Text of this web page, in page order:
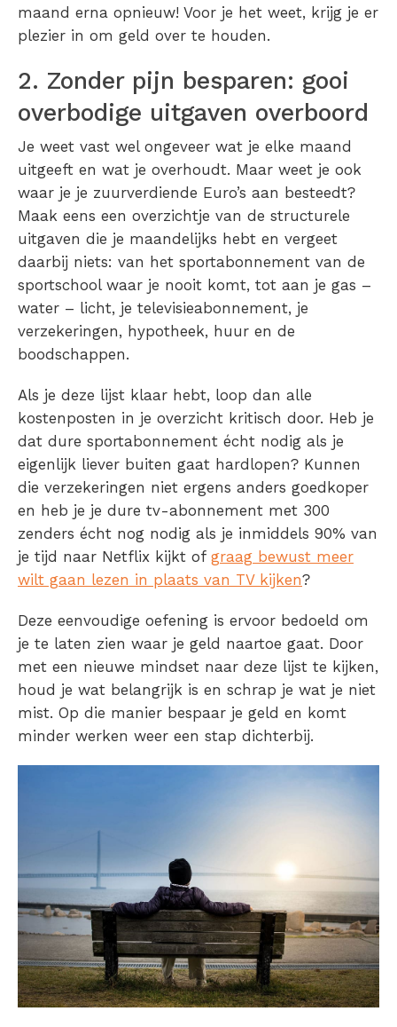
maand erna opnieuw! Voor je het weet, krijg je er
plezier in om geld over te houden.
2. Zonder pijn besparen: gooi
overbodige uitgaven overboord
Je weet vast wel ongeveer wat je elke maand
uitgeeft en wat je overhoudt. Maar weet je ook
waar je je zuurverdiende Euro’s aan besteedt?
Maak eens een overzichtje van de structurele
uitgaven die je maandelijks hebt en vergeet
daarbij niets: van het sportabonnement van de
sportschool waar je nooit komt, tot aan je gas –
water – licht, je televisieabonnement, je
verzekeringen, hypotheek, huur en de
boodschappen.
Als je deze lijst klaar hebt, loop dan alle
kostenposten in je overzicht kritisch door. Heb je
dat dure sportabonnement écht nodig als je
eigenlijk liever buiten gaat hardlopen? Kunnen
die verzekeringen niet ergens anders goedkoper
en heb je je dure tv-abonnement met 300
zenders écht nog nodig als je inmiddels 90% van
je tijd naar Netflix kijkt of graag bewust meer
wilt gaan lezen in plaats van TV kijken?
Deze eenvoudige oefening is ervoor bedoeld om
je te laten zien waar je geld naartoe gaat. Door
met een nieuwe mindset naar deze lijst te kijken,
houd je wat belangrijk is en schrap je wat je niet
mist. Op die manier bespaar je geld en komt
minder werken weer een stap dichterbij.